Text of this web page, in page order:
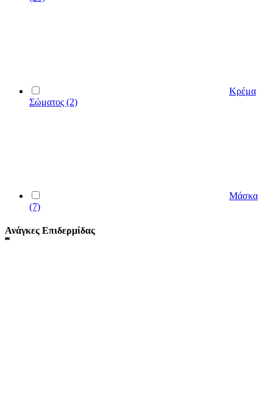
Κρέμα
Σώματος (2)
Μάσκα
(7)
Ανάγκες Επιδερμίδας